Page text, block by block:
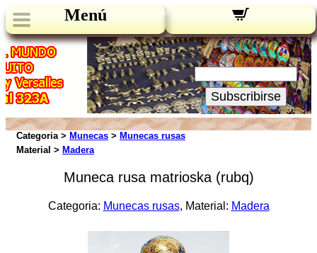
Menú
Novedades:
Su Email:
Subscribirse
Categoria > Munecas > Munecas rusas
Material > Madera
Muneca rusa matrioska (rubq)
Categoria: Munecas rusas, Material: Madera